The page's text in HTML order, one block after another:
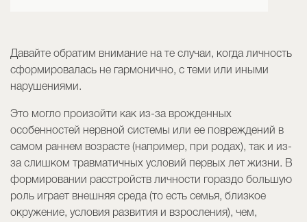
Давайте обратим внимание на те случаи, когда личность
сформировалась не гармонично, с теми или иными
нарушениями.
Это могло произойти как из-за врожденных
особенностей нервной системы или ее повреждений в
самом раннем возрасте (например, при родах), так и из-
за слишком травматичных условий первых лет жизни. В
формировании расстройств личности гораздо большую
роль играет внешняя среда (то есть семья, близкое
окружение, условия развития и взросления), чем,